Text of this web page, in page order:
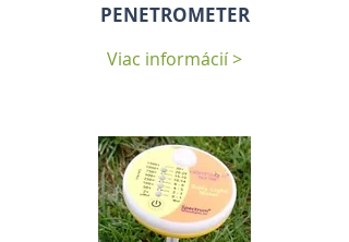
PENETROMETER
Viac informácií >